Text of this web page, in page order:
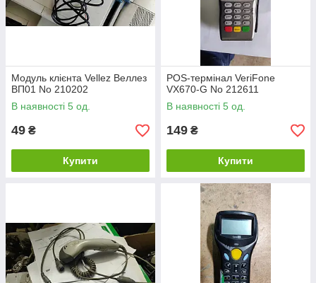
Модуль клієнта Vellez Веллез
ВП01 No 210202
В наявності 5 од.
49 ₴
Купити
POS-термінал VeriFone
VX670-G No 212611
В наявності 5 од.
149 ₴
Купити